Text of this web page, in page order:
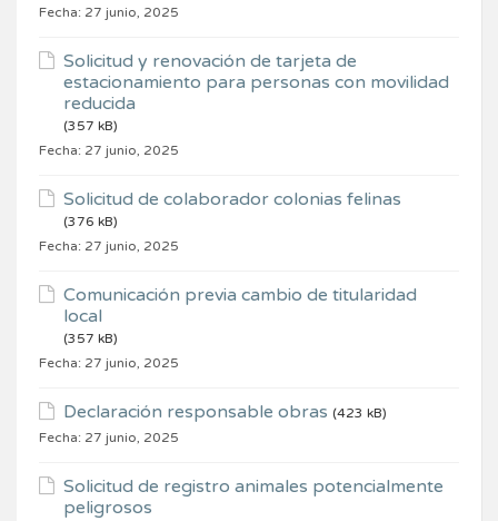
Fecha: 27 junio, 2025
Solicitud y renovación de tarjeta de
estacionamiento para personas con movilidad
reducida
(357 kB)
Fecha: 27 junio, 2025
Solicitud de colaborador colonias felinas
(376 kB)
Fecha: 27 junio, 2025
Comunicación previa cambio de titularidad
local
(357 kB)
Fecha: 27 junio, 2025
Declaración responsable obras (423 kB)
Fecha: 27 junio, 2025
Solicitud de registro animales potencialmente
peligrosos